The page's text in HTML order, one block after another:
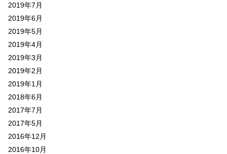
2019年7月
2019年6月
2019年5月
2019年4月
2019年3月
2019年2月
2019年1月
2018年6月
2017年7月
2017年5月
2016年12月
2016年10月